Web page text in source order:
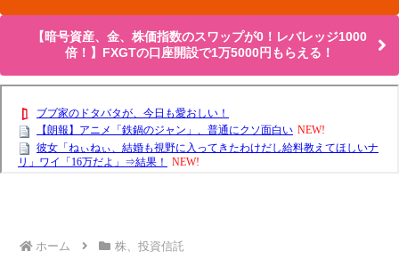
【暗号資産、金、株価指数のスワップが0！レバレッジ1000
倍！】FXGTの口座開設で1万5000円もらえる！
ホーム 株、投資信託